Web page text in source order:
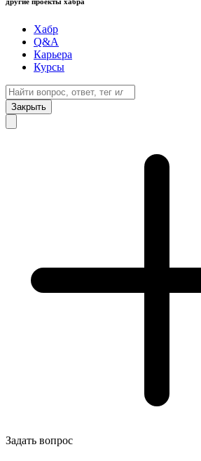
Хабр
Q&A
Карьера
Курсы
Закрыть
Задать вопрос